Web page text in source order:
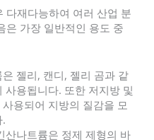
다재다능하여 여러 산업 분
은 가장 일반적인 용도 중
젤리, 캔디, 젤리 곰과 같
사용됩니다. 또한 저지방 및
용되어 지방의 질감을 모
산나트륨은 정제 제형의 바